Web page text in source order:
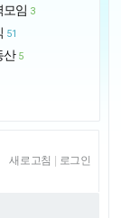
모임 3
51
산 5
새로고침 로그인